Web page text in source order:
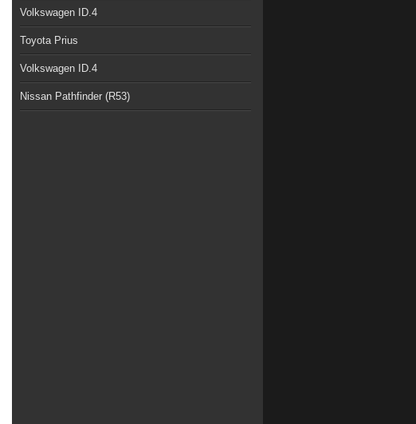
Volkswagen ID.4
Toyota Prius
Volkswagen ID.4
Nissan Pathfinder (R53)